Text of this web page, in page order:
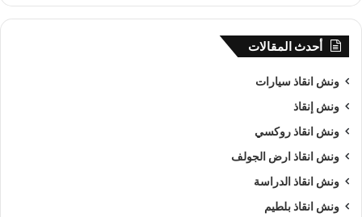
أحدث المقالات
ونش انقاذ سيارات
ونش إنقاذ
ونش انقاذ روكسي
ونش انقاذ ارض الجولف
ونش انقاذ الدراسة
ونش انقاذ بلطيم